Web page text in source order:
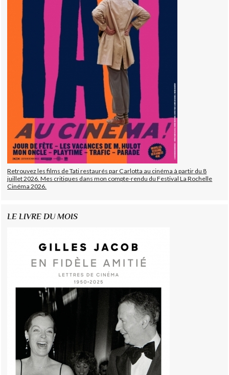
Retrouvez les films de Tati restaurés par Carlotta au cinéma à partir du 8
juillet 2026. Mes critiques dans mon compte-rendu du Festival La Rochelle
Cinéma 2026.
LE LIVRE DU MOIS